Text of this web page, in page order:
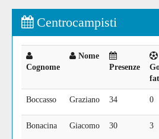
Centrocampisti
Cognome
Nome
Presenze
Boccasso Graziano 34 0
Bonacina Giacomo 30 3